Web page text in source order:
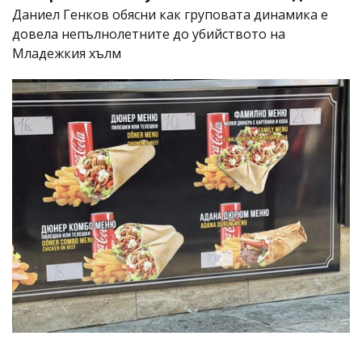
Даниел Генков обясни как груповата динамика е
довела непълнолетните до убийството на
Младежкия хълм